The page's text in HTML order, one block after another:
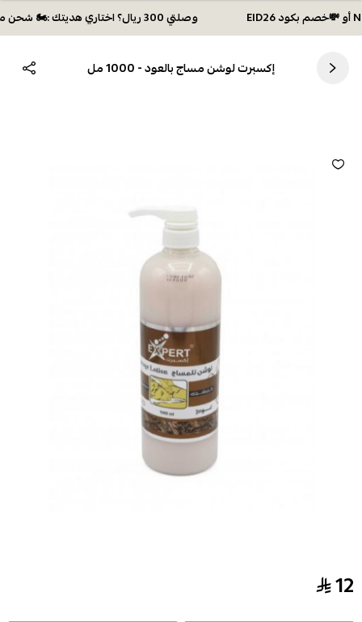
وصلتي 300 ريال؟ اختاري هديتك :🏍 شحن مجاني بكود N28 أو 💸خصم بكود EID26
إكسبرت لوشن مساج بالعود - 1000 مل
إكسبرت لوشن مساج بالعود - 1000 مل
12